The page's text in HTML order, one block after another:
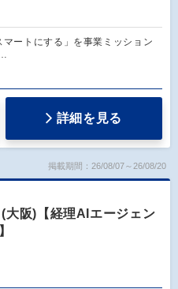
マートにする」を事業ミッション
詳細を見る
掲載期間：26/08/07～26/08/20
大阪)【経理AIエージェン